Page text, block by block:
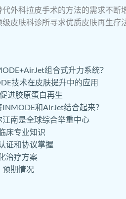
外科拉皮手术的方法的需求不
皮肤科诊所寻求优质皮肤再生疗
组合式升力系统？
技术在皮肤提升中的应用
进胶原蛋白再生
和AirJet结合起来？
江南是全球综合举重中心
床专业知识
证和协议掌握
治疗方案
预期情况